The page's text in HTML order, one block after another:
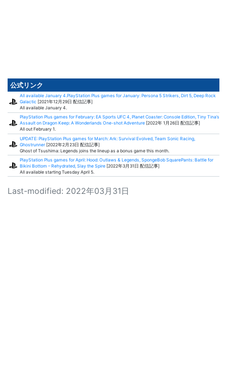
公式リンク
All available January 4.PlayStation Plus games for January: Persona 5 Strikers, Dirt 5, Deep Rock
Galactic [2021年12月29日 配信記事]
All available January 4.
PlayStation Plus games for February: EA Sports UFC 4, Planet Coaster: Console Edition, Tiny Tina’s
Assault on Dragon Keep: A Wonderlands One-shot Adventure [2022年 1月26日 配信記事]
All out February 1.
UPDATE: PlayStation Plus games for March: Ark: Survival Evolved, Team Sonic Racing,
Ghostrunner [2022年2月23日 配信記事]
Ghost of Tsushima: Legends joins the lineup as a bonus game this month.
PlayStation Plus games for April: Hood: Outlaws & Legends, SpongeBob SquarePants: Battle for
Bikini Bottom – Rehydrated, Slay the Spire [2022年3月31日 配信記事]
All available starting Tuesday April 5.
Last-modified: 2022年03月31日